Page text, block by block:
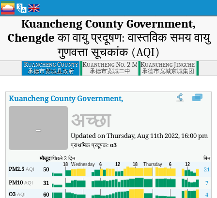
Kuancheng County Government,
Chengde का वायु प्रदूषण: वास्तविक समय वायु
गुणवत्ता सूचकांक (AQI)
Kuancheng County
Government,
Chengde
承德市宽城县政府
Kuancheng No. 2 Middle School, Chengde
承德市宽城二中
Kuancheng Jingcheng
承德市宽城京城集团
Kuancheng County Government, Chengde का AQI:Kuancheng
- अच्छा
Updated on Thursday, Aug 11th 2022, 16:00 pm
प्राथमिक प्रदूषक:o3
मौजूदापिछले 2 दिन मिन
PM2.5AQI 50 21
PM10AQI 31 7
O3AQI 60 4